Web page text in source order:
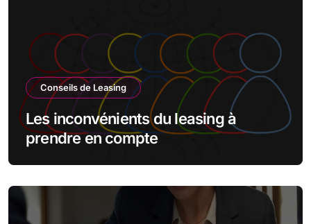
Conseils de Leasing
Les inconvénients du leasing à
prendre en compte